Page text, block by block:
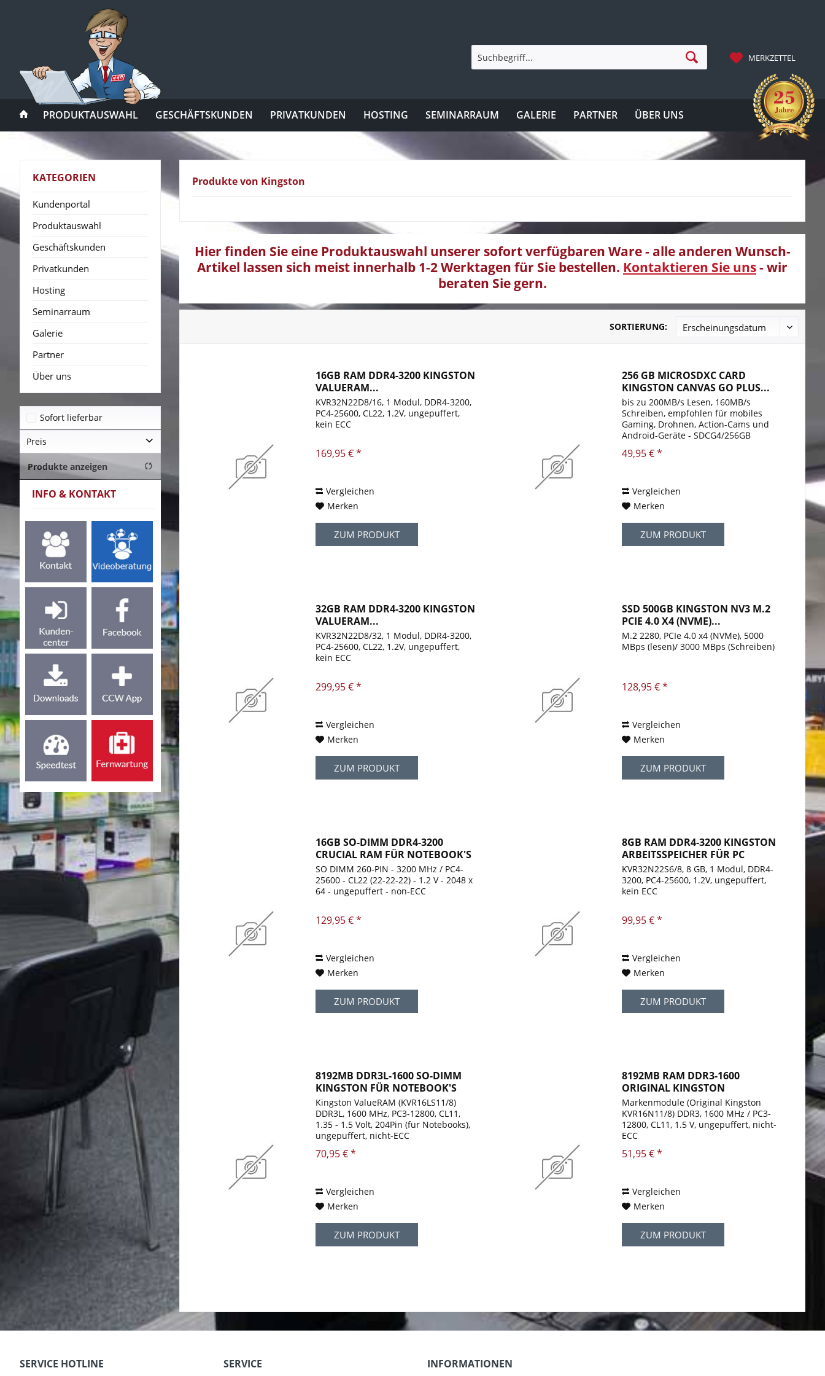
MERKZETTEL
PRODUKTAUSWAHL GESCHÄFTSKUNDEN PRIVATKUNDEN HOSTING SEMINARRAUM GALERIE PARTNER ÜBER UNS
KATEGORIEN
Kundenportal
Produktauswahl
Geschäftskunden
Privatkunden
Hosting
Seminarraum
Galerie
Partner
Über uns
Sofort lieferbar
Preis
von49,95 €bis299,95 €
Produkte anzeigen
INFO & KONTAKT
Produkte von Kingston
Hier finden Sie eine Produktauswahl unserer sofort verfügbaren Ware - alle anderen Wunsch-
Artikel lassen sich meist innerhalb 1-2 Werktagen für Sie bestellen. Kontaktieren Sie uns- wir
beraten Sie gern.
SORTIERUNG:
16GB RAM DDR4-3200 KINGSTON
VALUERAM...
KVR32N22D8/16, 1 Modul, DDR4-3200,
PC4-25600, CL22, 1.2V, ungepuffert,
kein ECC
169,95 € *
Vergleichen
Merken
ZUM PRODUKT
256 GB MICROSDXC CARD
KINGSTON CANVAS GO PLUS...
bis zu 200MB/s Lesen, 160MB/s
Schreiben, empfohlen für mobiles
Gaming, Drohnen, Action-Cams und
Android-Geräte - SDCG4/256GB
49,95 € *
Vergleichen
Merken
ZUM PRODUKT
32GB RAM DDR4-3200 KINGSTON
VALUERAM...
KVR32N22D8/32, 1 Modul, DDR4-3200,
PC4-25600, CL22, 1.2V, ungepuffert,
kein ECC
299,95 € *
Vergleichen
Merken
ZUM PRODUKT
SSD 500GB KINGSTON NV3 M.2
PCIE 4.0 X4 (NVME)...
M.2 2280, PCIe 4.0 x4 (NVMe), 5000
MBps (lesen)/ 3000 MBps (Schreiben)
128,95 € *
Vergleichen
Merken
ZUM PRODUKT
16GB SO-DIMM DDR4-3200
CRUCIAL RAM FÜR NOTEBOOK'S
SO DIMM 260-PIN - 3200 MHz / PC4-
25600 - CL22 (22-22-22) - 1.2 V - 2048 x
64 - ungepuffert - non-ECC
129,95 € *
Vergleichen
Merken
ZUM PRODUKT
8GB RAM DDR4-3200 KINGSTON
ARBEITSSPEICHER FÜR PC
KVR32N22S6/8, 8 GB, 1 Modul, DDR4-
3200, PC4-25600, 1.2V, ungepuffert,
kein ECC
99,95 € *
Vergleichen
Merken
ZUM PRODUKT
8192MB DDR3L-1600 SO-DIMM
KINGSTON FÜR NOTEBOOK'S
Kingston ValueRAM (KVR16LS11/8)
DDR3L, 1600 MHz, PC3-12800, CL11,
1.35 - 1.5 Volt, 204Pin (für Notebooks),
ungepuffert, nicht-ECC
70,95 € *
Vergleichen
Merken
ZUM PRODUKT
8192MB RAM DDR3-1600
ORIGINAL KINGSTON
VALUERAM...
Markenmodule (Original Kingston
KVR16N11/8) DDR3, 1600 MHz / PC3-
12800, CL11, 1.5 V, ungepuffert, nicht-
ECC
51,95 € *
Vergleichen
Merken
ZUM PRODUKT
SERVICE HOTLINE SERVICE INFORMATIONEN